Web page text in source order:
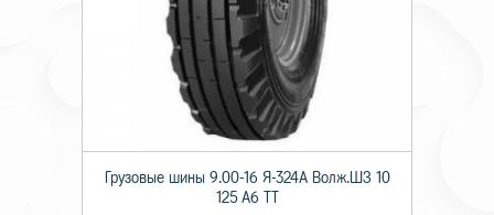
Грузовые шины 9.00-16 Я-324А Волж.ШЗ 10
125 A6 TT